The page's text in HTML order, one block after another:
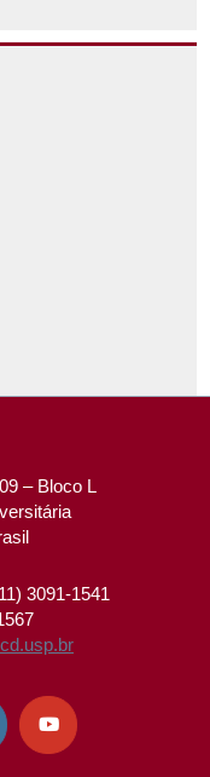
– Bloco L
3091-1541
